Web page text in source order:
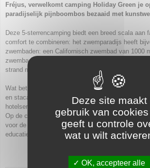
Fréjus, verwelkomt camping Holiday Green je
paradijselijk pijnboombos bezaaid met
Deze 5-sterrencamping biedt een breed scala aan
comfort te combineren: het zwemparadijs heeft
zwembaden: een Californisch zwembad van 1000
zwembad, glijbanen, jacuzzi's, een aqua-ludic
strand met een loungebar en een privéstrand...
Wat betreft huuraccommodatie kun je kiezen uit
en stacaravans met airconditioning, televisie, gratis
hotelservices.
Op de camping, in het restaurant, de spa, de
voor de kinderen, ontdek je een ware verzameling
educatieve kunstroute.
Deze site maakt
gebruik van
geeft u controle
wat u wilt
OK, accepteer alle